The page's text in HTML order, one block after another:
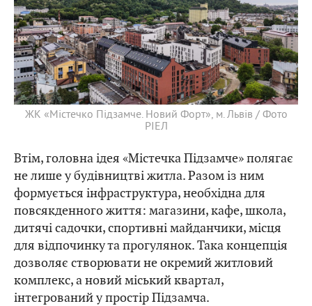
ЖК «Містечко Підзамче. Новий Форт», м. Львів / Фото
РІЕЛ
Втім, головна ідея «Містечка Підзамче» полягає
не лише у будівництві житла. Разом із ним
формується інфраструктура, необхідна для
повсякденного життя: магазини, кафе, школа,
дитячі садочки, спортивні майданчики, місця
для відпочинку та прогулянок. Така концепція
дозволяє створювати не окремий житловий
комплекс, а новий міський квартал,
інтегрований у простір Підзамча.